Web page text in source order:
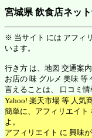
宮城県 飲食店ネッ
※ 当サイト には アフィ
います。
行き方 は、地図 交通案
お店の 味 グルメ 美味
言えることは、 口コミ
Yahoo! 楽天市場 等 人気
簡単に、アフィリエイト
よ。
アフィリエイト に 興味